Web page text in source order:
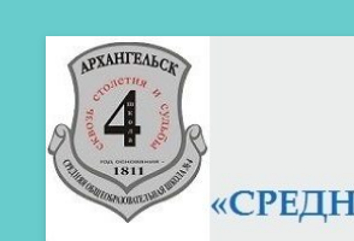
Перейти
содержимому